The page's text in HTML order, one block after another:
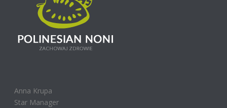
Anna Krupa
Star Manager